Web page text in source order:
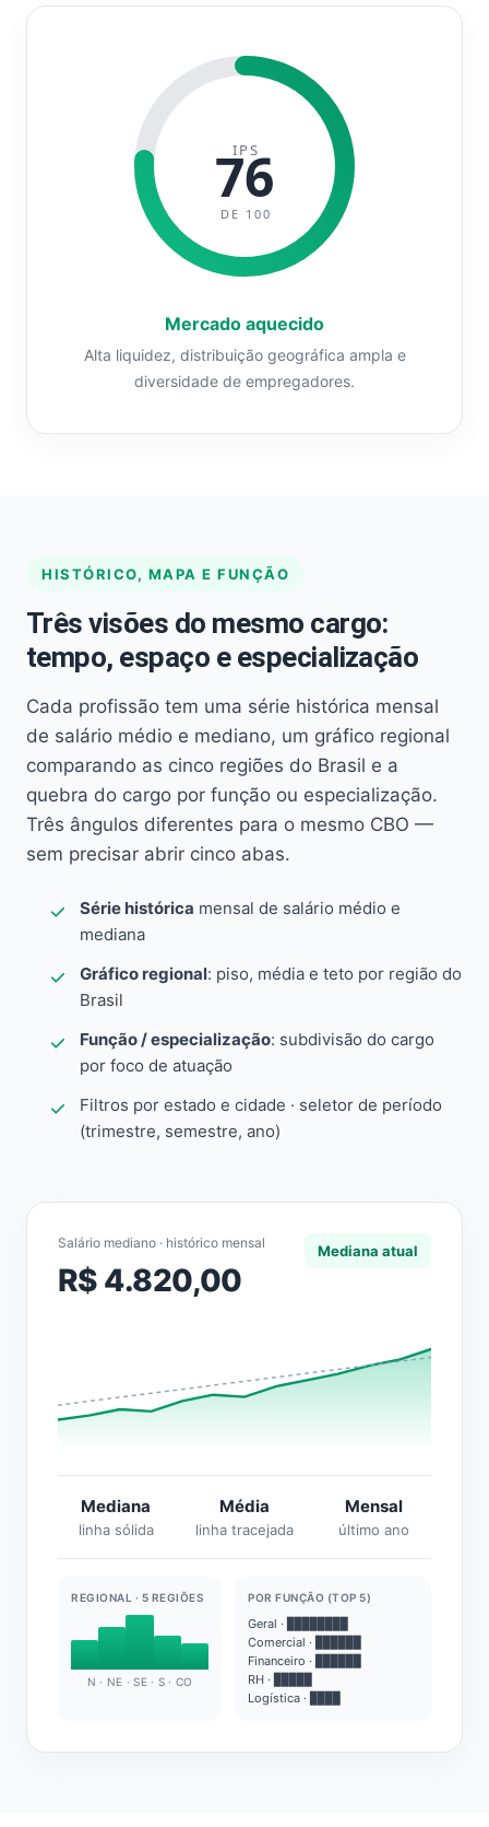
IPS
76
DE 100
Mercado aquecido
Alta liquidez, distribuição geográfica ampla e
diversidade de empregadores.
HISTÓRICO, MAPA E FUNÇÃO
Três visões do mesmo cargo:
tempo, espaço e especialização
Cada profissão tem uma série histórica mensal
de salário médio e mediano, um gráfico regional
comparando as cinco regiões do Brasil e a
quebra do cargo por função ou especialização.
Três ângulos diferentes para o mesmo CBO —
sem precisar abrir cinco abas.
Série histórica mensal de salário médio e
mediana
Gráfico regional: piso, média e teto por região do
Brasil
Função / especialização: subdivisão do cargo
por foco de atuação
Filtros por estado e cidade · seletor de período
(trimestre, semestre, ano)
Salário mediano · histórico mensal
R$ 4.820,00
Mediana atual
Mediana
linha sólida
Média
linha tracejada
Mensal
último ano
REGIONAL · 5 REGIÕES
N · NE · SE · S · CO
POR FUNÇÃO (TOP 5)
Geral · ████████
Comercial · ██████
Financeiro · ██████
RH · █████
Logística · ████